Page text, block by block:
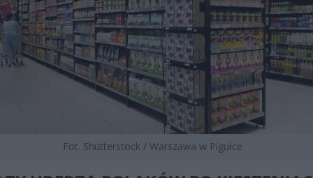
Fot. Shutterstock / Warszawa w Pigułce